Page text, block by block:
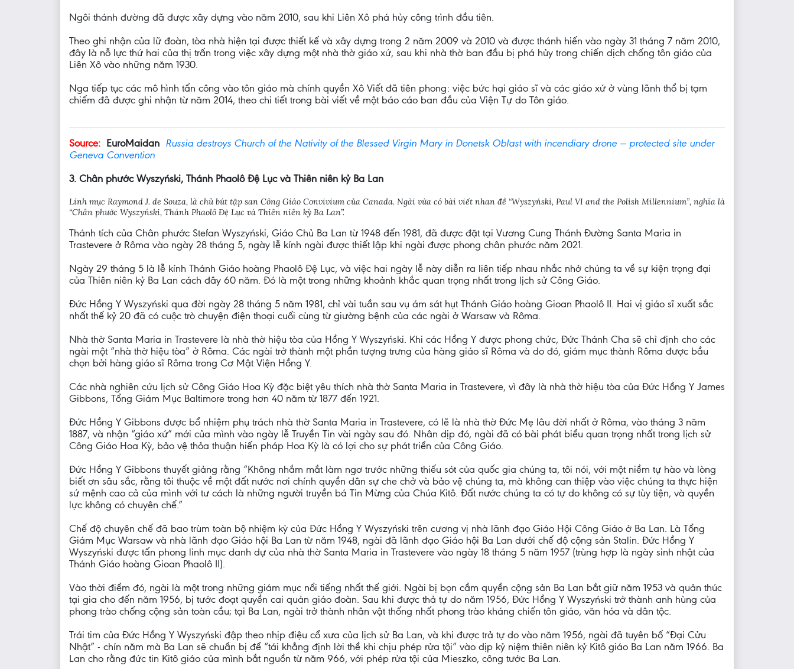
Ngôi thánh đường đã được xây dựng vào năm 2010, sau khi Liên Xô phá hủy công trình đầu tiên.
Theo ghi nhận của lữ đoàn, tòa nhà hiện tại được thiết kế và xây dựng trong 2 năm 2009 và 2010 và được thánh hiến vào ngày 31 tháng 7 năm 2010,
đây là nỗ lực thứ hai của thị trấn trong việc xây dựng một nhà thờ giáo xứ, sau khi nhà thờ ban đầu bị phá hủy trong chiến dịch chống tôn giáo của
Liên Xô vào những năm 1930.
Nga tiếp tục các mô hình tấn công vào tôn giáo mà chính quyền Xô Viết đã tiên phong: việc bức hại giáo sĩ và các giáo xứ ở vùng lãnh thổ bị tạm
chiếm đã được ghi nhận từ năm 2014, theo chi tiết trong bài viết về một báo cáo ban đầu của Viện Tự do Tôn giáo.
Source: EuroMaidan Russia destroys Church of the Nativity of the Blessed Virgin Mary in Donetsk Oblast with incendiary drone — protected site under
Geneva Convention
3. Chân phước Wyszyński, Thánh Phaolô Đệ Lục và Thiên niên kỷ Ba Lan
Linh mục Raymond J. de Souza, là chủ bút tập san Công Giáo Convivium của Canada. Ngài vừa có bài viết nhan đề “Wyszyński, Paul VI and the Polish Millennium”, nghĩa là
“Chân phước Wyszyński, Thánh Phaolô Đệ Lục và Thiên niên kỷ Ba Lan”.
Thánh tích của Chân phước Stefan Wyszyński, Giáo Chủ Ba Lan từ 1948 đến 1981, đã được đặt tại Vương Cung Thánh Đường Santa Maria in
Trastevere ở Rôma vào ngày 28 tháng 5, ngày lễ kính ngài được thiết lập khi ngài được phong chân phước năm 2021.
Ngày 29 tháng 5 là lễ kính Thánh Giáo hoàng Phaolô Đệ Lục, và việc hai ngày lễ này diễn ra liên tiếp nhau nhắc nhở chúng ta về sự kiện trọng đại
của Thiên niên kỷ Ba Lan cách đây 60 năm. Đó là một trong những khoảnh khắc quan trọng nhất trong lịch sử Công Giáo.
Đức Hồng Y Wyszyński qua đời ngày 28 tháng 5 năm 1981, chỉ vài tuần sau vụ ám sát hụt Thánh Giáo hoàng Gioan Phaolô II. Hai vị giáo sĩ xuất sắc
nhất thế kỷ 20 đã có cuộc trò chuyện điện thoại cuối cùng từ giường bệnh của các ngài ở Warsaw và Rôma.
Nhà thờ Santa Maria in Trastevere là nhà thờ hiệu tòa của Hồng Y Wyszyński. Khi các Hồng Y được phong chức, Đức Thánh Cha sẽ chỉ định cho các
ngài một “nhà thờ hiệu tòa” ở Rôma. Các ngài trở thành một phần tượng trưng của hàng giáo sĩ Rôma và do đó, giám mục thành Rôma được bầu
chọn bởi hàng giáo sĩ Rôma trong Cơ Mật Viện Hồng Y.
Các nhà nghiên cứu lịch sử Công Giáo Hoa Kỳ đặc biệt yêu thích nhà thờ Santa Maria in Trastevere, vì đây là nhà thờ hiệu tòa của Đức Hồng Y James
Gibbons, Tổng Giám Mục Baltimore trong hơn 40 năm từ 1877 đến 1921.
Đức Hồng Y Gibbons được bổ nhiệm phụ trách nhà thờ Santa Maria in Trastevere, có lẽ là nhà thờ Đức Mẹ lâu đời nhất ở Rôma, vào tháng 3 năm
1887, và nhận “giáo xứ” mới của mình vào ngày lễ Truyền Tin vài ngày sau đó. Nhân dịp đó, ngài đã có bài phát biểu quan trọng nhất trong lịch sử
Công Giáo Hoa Kỳ, bảo vệ thỏa thuận hiến pháp Hoa Kỳ là có lợi cho sự phát triển của Công Giáo.
Đức Hồng Y Gibbons thuyết giảng rằng “Không nhắm mắt làm ngơ trước những thiếu sót của quốc gia chúng ta, tôi nói, với một niềm tự hào và lòng
biết ơn sâu sắc, rằng tôi thuộc về một đất nước nơi chính quyền dân sự che chở và bảo vệ chúng ta, mà không can thiệp vào việc chúng ta thực hiện
sứ mệnh cao cả của mình với tư cách là những người truyền bá Tin Mừng của Chúa Kitô. Đất nước chúng ta có tự do không có sự tùy tiện, và quyền
lực không có chuyên chế.”
Chế độ chuyên chế đã bao trùm toàn bộ nhiệm kỳ của Đức Hồng Y Wyszyński trên cương vị nhà lãnh đạo Giáo Hội Công Giáo ở Ba Lan. Là Tổng
Giám Mục Warsaw và nhà lãnh đạo Giáo hội Ba Lan từ năm 1948, ngài đã lãnh đạo Giáo hội Ba Lan dưới chế độ cộng sản Stalin. Đức Hồng Y
Wyszyński được tấn phong linh mục danh dự của nhà thờ Santa Maria in Trastevere vào ngày 18 tháng 5 năm 1957 (trùng hợp là ngày sinh nhật của
Thánh Giáo hoàng Gioan Phaolô II).
Vào thời điểm đó, ngài là một trong những giám mục nổi tiếng nhất thế giới. Ngài bị bọn cầm quyền cộng sản Ba Lan bắt giữ năm 1953 và quản thúc
tại gia cho đến năm 1956, bị tước đoạt quyền cai quản giáo đoàn. Sau khi được thả tự do năm 1956, Đức Hồng Y Wyszyński trở thành anh hùng của
phong trào chống cộng sản toàn cầu; tại Ba Lan, ngài trở thành nhân vật thống nhất phong trào kháng chiến tôn giáo, văn hóa và dân tộc.
Trái tim của Đức Hồng Y Wyszyński đập theo nhịp điệu cổ xưa của lịch sử Ba Lan, và khi được trả tự do vào năm 1956, ngài đã tuyên bố “Đại Cửu
Nhật” - chín năm mà Ba Lan sẽ chuẩn bị để “tái khẳng định lời thề khi chịu phép rửa tội” vào dịp kỷ niệm thiên niên kỷ Kitô giáo Ba Lan năm 1966. Ba
Lan cho rằng đức tin Kitô giáo của mình bắt nguồn từ năm 966, với phép rửa tội của Mieszko, công tước Ba Lan.